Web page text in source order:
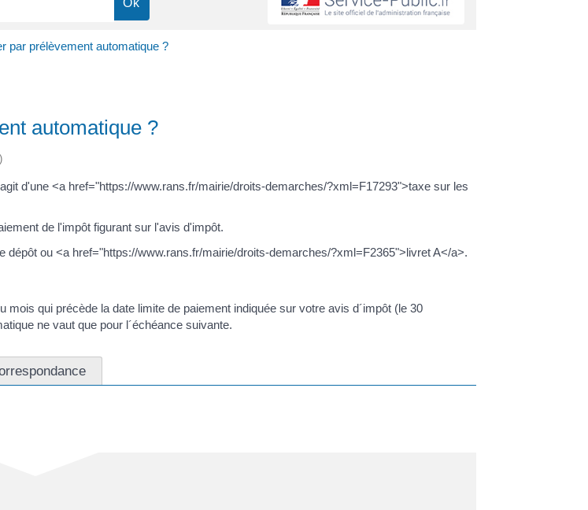
par prélèvement automatique ?
automatique ?
d'une <a href="https://www.rans.fr/mairie/droits-demarches/?xml=F17293">taxe sur les
de l'impôt figurant sur l'avis d'impôt.
ou <a href="https://www.rans.fr/mairie/droits-demarches/?xml=F2365">livret A</a>.
qui précède la date limite de paiement indiquée sur votre avis d´impôt (le 30
ne vaut que pour l´échéance suivante.